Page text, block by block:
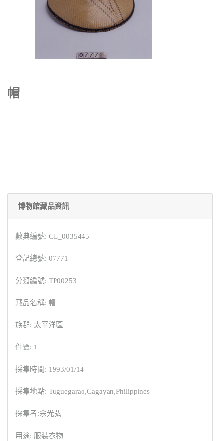
帽
博物館藏品資訊
數典編號: CL_0035445
登記總號: 07771
分類編號: TP00253
藏品名稱: 帽
族群: 太平洋區
件數: 1
採集時間: 1993/01/14
採集地點: Tuguegarao,Cagayan,Philippines
採集者:余光弘
用途: 服裝衣物